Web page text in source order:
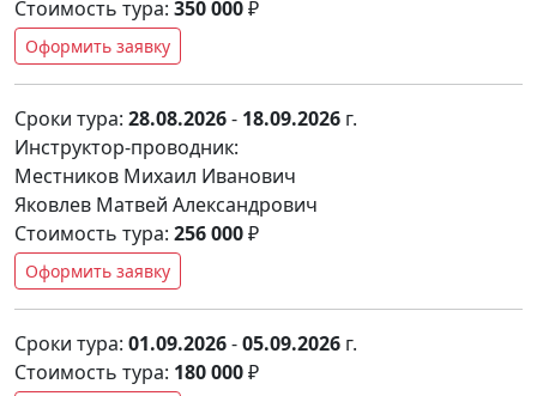
Стоимость тура: 350 000₽
Оформить заявку
Сроки тура: 28.08.2026- 18.09.2026 г.
Инструктор-проводник:
Местников Михаил Иванович
Яковлев Матвей Александрович
Стоимость тура: 256 000₽
Оформить заявку
Сроки тура: 01.09.2026-05.09.2026 г.
Стоимость тура: 180 000₽